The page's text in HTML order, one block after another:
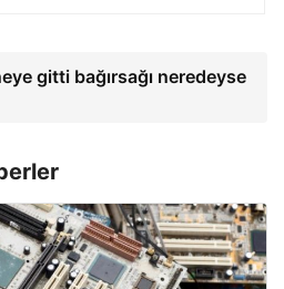
gitti bağırsağı neredeyse